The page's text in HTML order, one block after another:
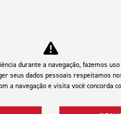
durante a navegação, fazemos
seus dados pessoais respeitamos
a navegação e visita você concorda